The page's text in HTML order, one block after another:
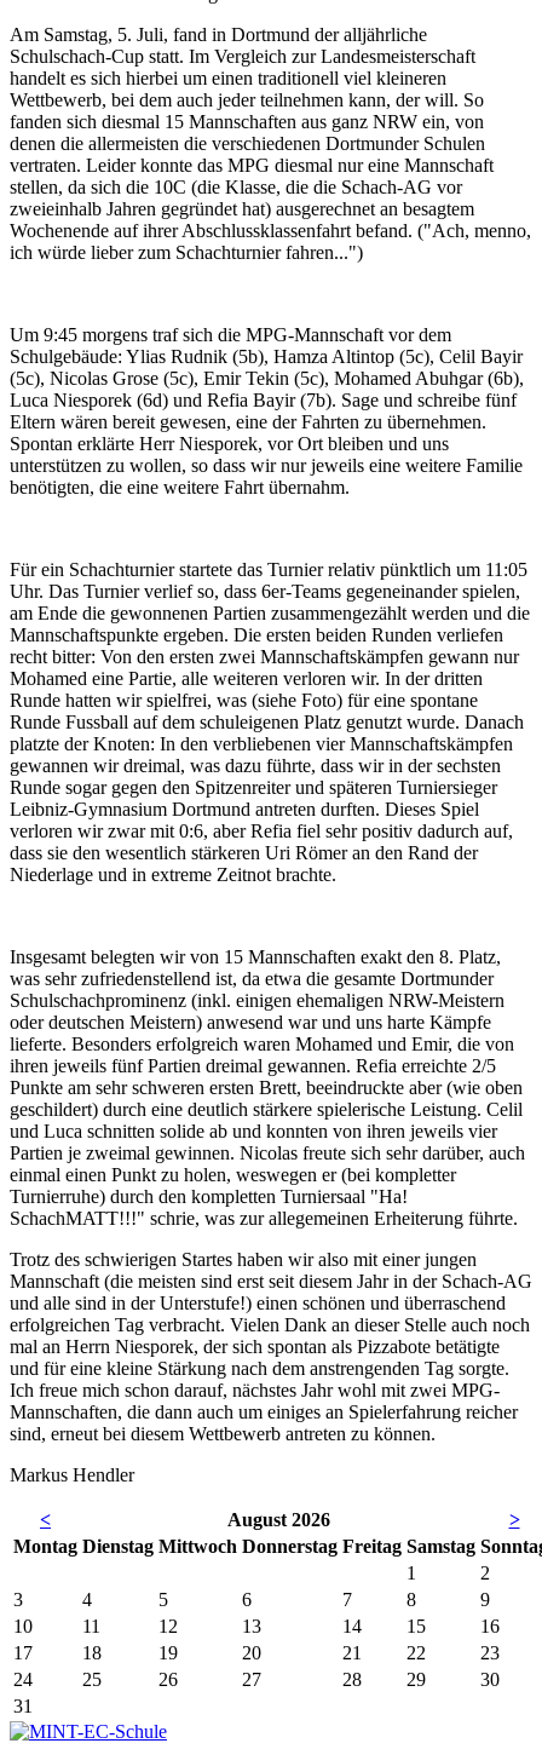
Am Samstag, 5. Juli, fand in Dortmund der alljährliche
Schulschach-Cup statt. Im Vergleich zur Landesmeisterschaft
handelt es sich hierbei um einen traditionell viel kleineren
Wettbewerb, bei dem auch jeder teilnehmen kann, der will. So
fanden sich diesmal 15 Mannschaften aus ganz NRW ein, von
denen die allermeisten die verschiedenen Dortmunder Schulen
vertraten. Leider konnte das MPG diesmal nur eine Mannschaft
stellen, da sich die 10C (die Klasse, die die Schach-AG vor
zweieinhalb Jahren gegründet hat) ausgerechnet an besagtem
Wochenende auf ihrer Abschlussklassenfahrt befand. ("Ach, menno,
ich würde lieber zum Schachturnier fahren...")
Um 9:45 morgens traf sich die MPG-Mannschaft vor dem
Schulgebäude: Ylias Rudnik (5b), Hamza Altintop (5c), Celil Bayir
(5c), Nicolas Grose (5c), Emir Tekin (5c), Mohamed Abuhgar (6b),
Luca Niesporek (6d) und Refia Bayir (7b). Sage und schreibe fünf
Eltern wären bereit gewesen, eine der Fahrten zu übernehmen.
Spontan erklärte Herr Niesporek, vor Ort bleiben und uns
unterstützen zu wollen, so dass wir nur jeweils eine weitere Familie
benötigten, die eine weitere Fahrt übernahm.
Für ein Schachturnier startete das Turnier relativ pünktlich um 11:05
Uhr. Das Turnier verlief so, dass 6er-Teams gegeneinander spielen,
am Ende die gewonnenen Partien zusammengezählt werden und die
Mannschaftspunkte ergeben. Die ersten beiden Runden verliefen
recht bitter: Von den ersten zwei Mannschaftskämpfen gewann nur
Mohamed eine Partie, alle weiteren verloren wir. In der dritten
Runde hatten wir spielfrei, was (siehe Foto) für eine spontane
Runde Fussball auf dem schuleigenen Platz genutzt wurde. Danach
platzte der Knoten: In den verbliebenen vier Mannschaftskämpfen
gewannen wir dreimal, was dazu führte, dass wir in der sechsten
Runde sogar gegen den Spitzenreiter und späteren Turniersieger
Leibniz-Gymnasium Dortmund antreten durften. Dieses Spiel
verloren wir zwar mit 0:6, aber Refia fiel sehr positiv dadurch auf,
dass sie den wesentlich stärkeren Uri Römer an den Rand der
Niederlage und in extreme Zeitnot brachte.
Insgesamt belegten wir von 15 Mannschaften exakt den 8. Platz,
was sehr zufriedenstellend ist, da etwa die gesamte Dortmunder
Schulschachprominenz (inkl. einigen ehemaligen NRW-Meistern
oder deutschen Meistern) anwesend war und uns harte Kämpfe
lieferte. Besonders erfolgreich waren Mohamed und Emir, die von
ihren jeweils fünf Partien dreimal gewannen. Refia erreichte 2/5
Punkte am sehr schweren ersten Brett, beeindruckte aber (wie oben
geschildert) durch eine deutlich stärkere spielerische Leistung. Celil
und Luca schnitten solide ab und konnten von ihren jeweils vier
Partien je zweimal gewinnen. Nicolas freute sich sehr darüber, auch
einmal einen Punkt zu holen, weswegen er (bei kompletter
Turnierruhe) durch den kompletten Turniersaal "Ha!
SchachMATT!!!" schrie, was zur allegemeinen Erheiterung führte.
Trotz des schwierigen Startes haben wir also mit einer jungen
Mannschaft (die meisten sind erst seit diesem Jahr in der Schach-AG
und alle sind in der Unterstufe!) einen schönen und überraschend
erfolgreichen Tag verbracht. Vielen Dank an dieser Stelle auch noch
mal an Herrn Niesporek, der sich spontan als Pizzabote betätigte
und für eine kleine Stärkung nach dem anstrengenden Tag sorgte.
Ich freue mich schon darauf, nächstes Jahr wohl mit zwei MPG-
Mannschaften, die dann auch um einiges an Spielerfahrung reicher
sind, erneut bei diesem Wettbewerb antreten zu können.
Markus Hendler
< August 2026
>
Montag Dienstag Mittwoch Donnerstag Freitag Samstag So
1
2
3
4 5 6 7 8
9
10
11 12 13 14 15
16
17
18 19 20 21 22
23
24
25 26 27 28 29
30
31